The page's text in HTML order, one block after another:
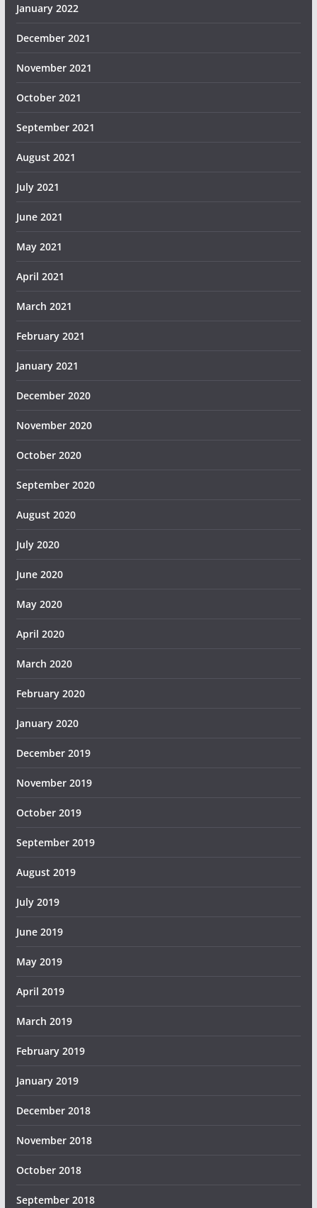
January 2022
December 2021
November 2021
October 2021
September 2021
August 2021
July 2021
June 2021
May 2021
April 2021
March 2021
February 2021
January 2021
December 2020
November 2020
October 2020
September 2020
August 2020
July 2020
June 2020
May 2020
April 2020
March 2020
February 2020
January 2020
December 2019
November 2019
October 2019
September 2019
August 2019
July 2019
June 2019
May 2019
April 2019
March 2019
February 2019
January 2019
December 2018
November 2018
October 2018
September 2018